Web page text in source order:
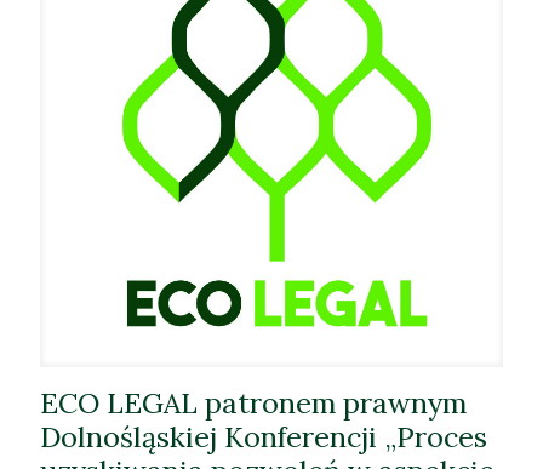
ECO LEGAL patronem prawnym
Dolnośląskiej Konferencji „Proces